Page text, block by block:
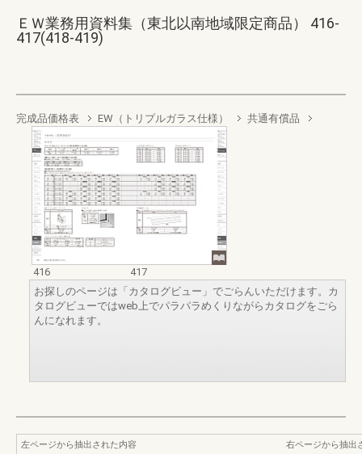
ＥＷ業務用資料集（東北以南地域限定商品） 416-
417(418-419)
完成品価格表 EW（トリプルガラス仕様） 共通有償品
416
417
お探しのページは「カタログビュー」でごらんいただけます。カ
タログビューではweb上でパラパラめくりながらカタログをごら
んになれます。
左ページから抽出された内容
右ページから抽出